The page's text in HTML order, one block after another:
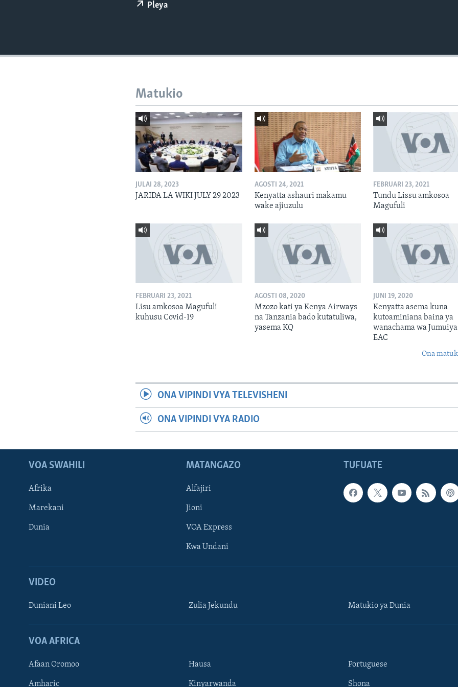
Pleya
Matukio
JULAI 28, 2023
JARIDA LA WIKI JULY 29 2023
AGOSTI 24, 2021
Kenyatta ashauri makamu
wake ajiuzulu
FEBRUARI 23, 2021
Tundu Lissu amkosoa
Magufuli
FEBRUARI 23, 2021
Lisu amkosoa Magufuli
kuhusu Covid-19
AGOSTI 08, 2020
Mzozo kati ya Kenya Airways
na Tanzania bado kutatuliwa,
yasema KQ
JUNI 19, 2020
Kenyatta asema kuna
kutoaminiana baina ya
wanachama wa
EAC
Ona
ONA VIPINDI VYA TELEVISHENI
ONA VIPINDI VYA RADIO
TUFUATE
VOA SWAHILI
Afrika
Marekani
Dunia
MATANGAZO
Alfajiri
Jioni
VOA Express
Kwa Undani
VIDEO
Duniani Leo Zulia Jekundu Matukio ya Dunia
VOA AFRICA
Afaan Oromoo
Amharic
Hausa
Kinyarwanda
Portuguese
Shona